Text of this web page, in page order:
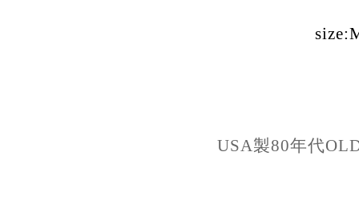
USA製80年代